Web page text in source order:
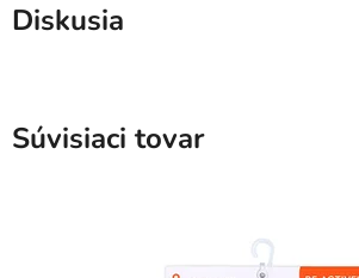
Diskusia
Súvisiaci tovar